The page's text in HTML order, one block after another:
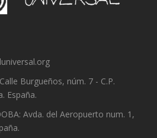
Burgueños, núm. 7 - C.P.
España.
Avda. del Aeropuerto num. 1,